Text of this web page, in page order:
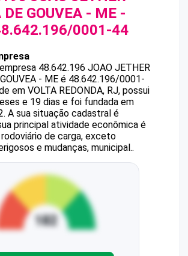
DE GOUVEA - ME -
0001-44
48.642.196 JOAO JETHER
- ME é 48.642.196/0001-
em VOLTA REDONDA, RJ, possui
e 19 dias e foi fundada em
A sua situação cadastral é
principal atividade econômica é
de carga, exceto
e mudanças, municipal..